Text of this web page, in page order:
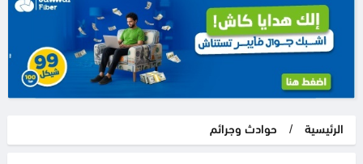
الرئيسية / حوادث وجرائم